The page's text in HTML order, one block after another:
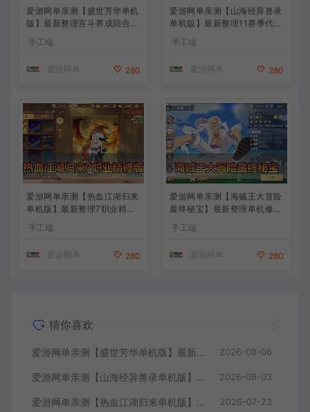
爱游网单亲测【盛世芳华单机
版】最新整理宫斗养成回合抽
一键端视频教学+linux手工外
手工端
爱游网单 280
爱游网单亲测【山海经异兽录
单机版】最新整理11赛季代金
模拟器手游 解压一键端 视频
手工端
爱游网单 280
爱游网单亲测【热血江湖归来
单机版】最新整理7职业精修
多项修复 带网页GM物品后台
代金券内购 虚拟机一键端视
手工端
爱游网单 280
爱游网单亲测【海贼王大冒险
最终秘宝】最新整理单机修复
版 带网页GM充值物品后台
回合制抽卡模拟器手游 虚拟
本教学
手工端
爱游网单 280
猜你喜欢
爱游网单亲测【盛世芳华单机版】最新整理宫斗养成回合抽卡多区跨服代金券内购虚拟机一键端视频教学+linux手工外网端文本教学 2026-08-06
爱游网单亲测【山海经异兽录单机版】最新整理11赛季代金券内购版 带GM物品充值后台 模拟器手游 解压一键端 视频安装教学+手工端文本教学 2026-08-03
爱游网单亲测【热血江湖归来单机版】最新整理7职业精修多项修复 带网页GM物品后台 代金券内购 虚拟机一键端视频安装教学+手工端文本教学 2026-07-23